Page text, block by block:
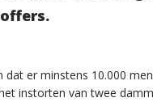
er minstens 10.000
instorten van twee